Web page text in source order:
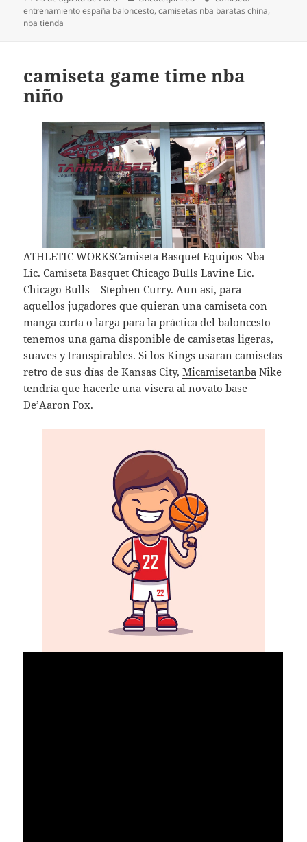
el
entrenamiento españa baloncesto,camisetas nba baratas china,
nba tienda
camiseta game time nba
niño
ATHLETIC WORKSCamiseta Basquet Equipos Nba
Lic. Camiseta Basquet Chicago Bulls Lavine Lic.
Chicago Bulls – Stephen Curry. Aun así, para
aquellos jugadores que quieran una camiseta con
manga corta o larga para la práctica del baloncesto
tenemos una gama disponible de camisetas ligeras,
suaves y transpirables. Si los Kings usaran camisetas
retro de sus días de Kansas City,Micamisetanba Nike
tendría que hacerle una visera al novato base
De’Aaron Fox.